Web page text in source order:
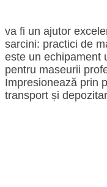
va fi un ajutor
sarcini: practici de
este un echipament
pentru maseurii
Impresionează prin
transport și